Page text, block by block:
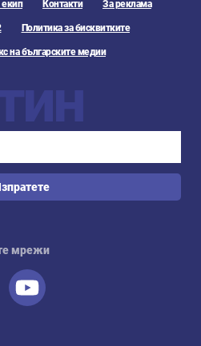
Контакти За реклама
Политика за бисквитките
на българските медии
мрежи